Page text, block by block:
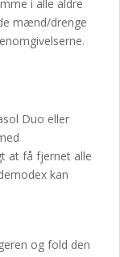
i alle aldre
mænd/drenge
Duo eller
at få fjernet alle
kan
og fold den